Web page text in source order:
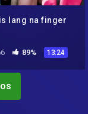
lang na finger
89% 13:24